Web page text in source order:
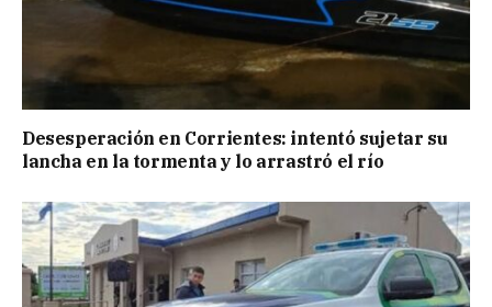
Desesperación en Corrientes: intentó sujetar su
lancha en la tormenta y lo arrastró el río